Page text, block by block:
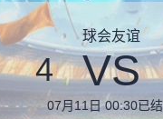
球会友谊
4 VS
07月11日 00:30已